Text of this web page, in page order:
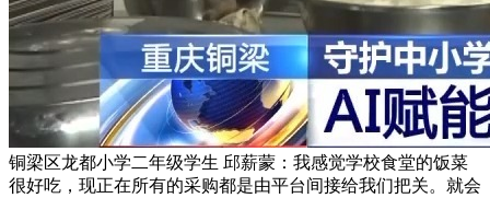
铜梁区龙都小学二年级学生 邱薪蒙：我感觉学校食堂的饭菜
很好吃，现正在所有的采购都是由平台间接给我们把关。就会